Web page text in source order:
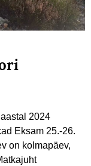
2024
Eksam 25.-26.
on kolmapäev,